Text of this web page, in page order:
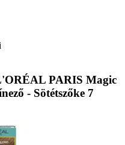
PARIS Magic
- Sötétszőke 7